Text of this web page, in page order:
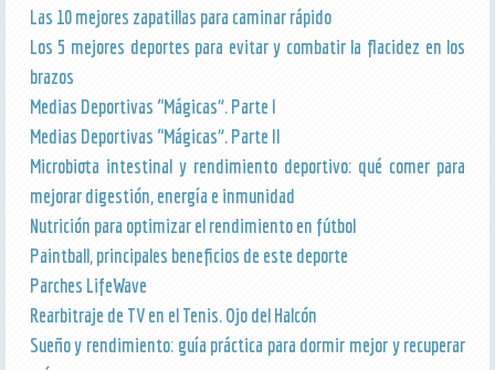
Las 10 mejores zapatillas para caminar rápido
Los 5 mejores deportes para evitar y combatir la flacidez en los
brazos
Medias Deportivas “Mágicas”. Parte I
Medias Deportivas “Mágicas”. Parte II
Microbiota intestinal y rendimiento deportivo: qué comer para
mejorar digestión, energía e inmunidad
Nutrición para optimizar el rendimiento en fútbol
Paintball, principales beneficios de este deporte
Parches LifeWave
Rearbitraje de TV en el Tenis. Ojo del Halcón
Sueño y rendimiento: guía práctica para dormir mejor y recuperar